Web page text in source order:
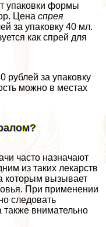
упаковки формы
Цена спрея
за упаковку 40 мл.
как спрей для
рублей за упаковку
можно в местах
часто назначают
из таких лекарств
которым вызывает
При применении
следовать
внимательно